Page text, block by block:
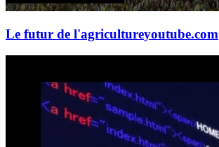
Le futur de l'agricultureyoutube.com